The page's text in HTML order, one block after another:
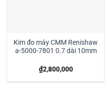
Kim đo máy CMM Renishaw
a-5000-7801 0.7 dài 10mm
₫2,800,000